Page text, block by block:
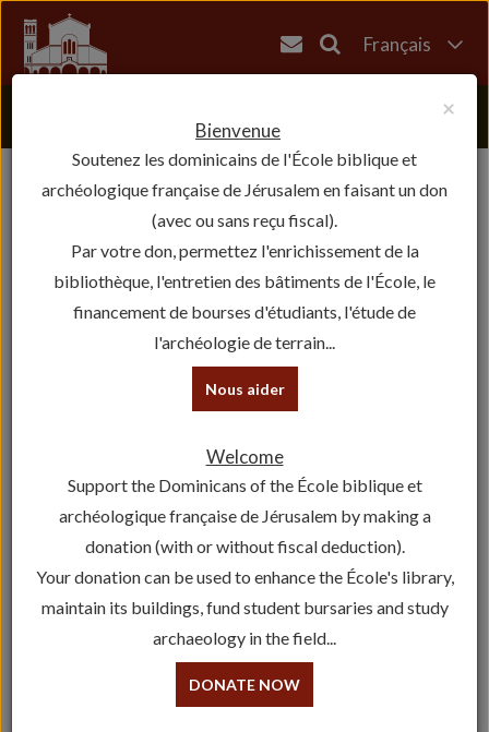
Français
עברית
×
Bienvenue
Soutenez les dominicains de l'École biblique et
archéologique française de Jérusalem en faisant un don
(avec ou sans reçu fiscal).
Par votre don, permettez l'enrichissement de la
bibliothèque, l'entretien des bâtiments de l'École, le
financement de bourses d'étudiants, l'étude de
l'archéologie de terrain...
Nous aider
Welcome
Support the Dominicans of the École biblique et
archéologique française de Jérusalem by making a
donation (with or without fiscal deduction).
Your donation can be used to enhance the École's library,
maintain its buildings, fund student bursaries and study
archaeology in the field...
DONATE NOW